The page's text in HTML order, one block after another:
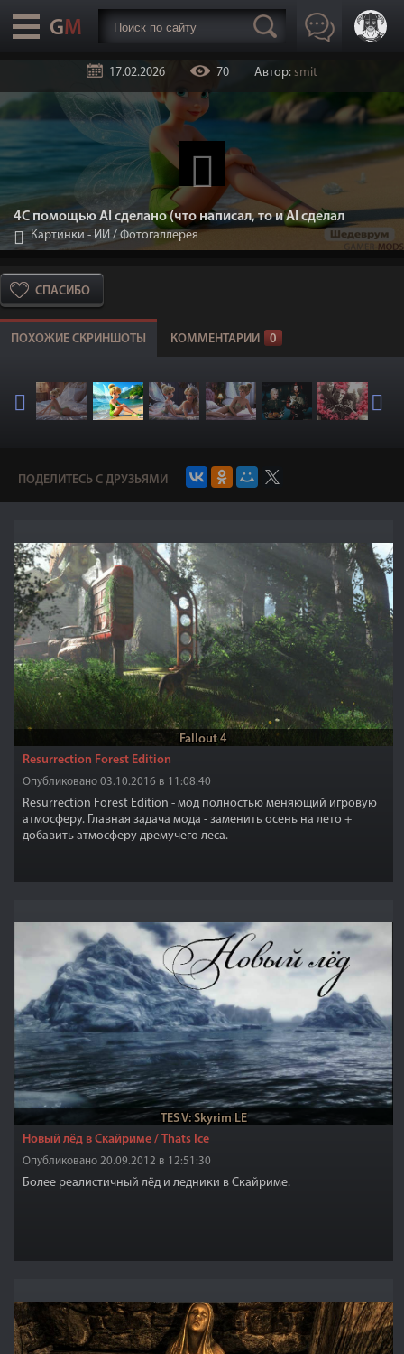
17.02.2026 70 Автор: smit
4С помощью AI сделано (что написал, то и AI сделал
Картинки - ИИ / Фотогаллерея
СПАСИБО
ПОХОЖИЕ СКРИНШОТЫ КОММЕНТАРИИ 0
ПОДЕЛИТЕСЬ С ДРУЗЬЯМИ
Fallout 4
Resurrection Forest Edition
Опубликовано 03.10.2016 в 11:08:40
Resurrection Forest Edition - мод полностью меняющий игровую
атмосферу. Главная задача мода - заменить осень на лето +
добавить атмосферу дремучего леса.
TES V: Skyrim LE
Новый лёд в Скайриме / Thats Ice
Опубликовано 20.09.2012 в 12:51:30
Более реалистичный лёд и ледники в Скайриме.